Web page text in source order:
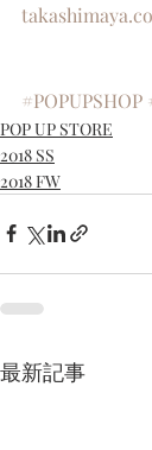
#POPUPSHOP
POP UP STORE
2018 SS
2018 FW
最新記事